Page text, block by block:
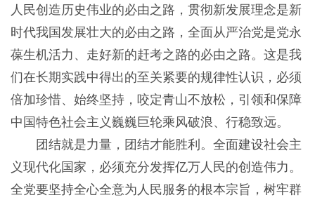
人民创造历史伟业的必由之路，贯彻新发展理念是新
时代我国发展壮大的必由之路，全面从严治党是党永
葆生机活力、走好新的赶考之路的必由之路。这是我
们在长期实践中得出的至关紧要的规律性认识，必须
倍加珍惜、始终坚持，咬定青山不放松，引领和保障
中国特色社会主义巍巍巨轮乘风破浪、行稳致远。
团结就是力量，团结才能胜利。全面建设社会主
义现代化国家，必须充分发挥亿万人民的创造伟力。
全党要坚持全心全意为人民服务的根本宗旨，树牢群